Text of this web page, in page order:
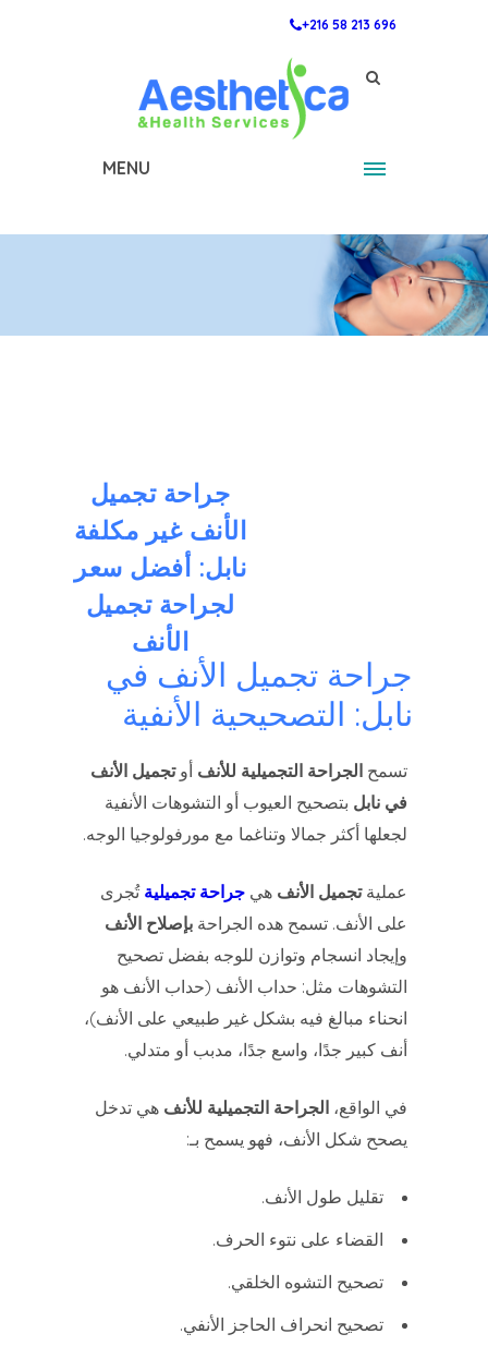
+216 58 213 696
MENU
جراحة تجميل
الأنف غير مكلفة
نابل: أفضل سعر
لجراحة تجميل
الأنف
جراحة تجميل الأنف في
نابل: التصحيحية الأنفية
تسمح الجراحة التجميلية للأنف أوتجميل الأنف
في نابل بتصحيح العيوب أو التشوهات الأنفية
لجعلها أكثر جمالا وتناغما مع مورفولوجيا الوجه.
عمليةتجميل الأنف هي جراحة تجميلية تُجرى
على الأنف. تسمح هده الجراحة بإصلاح الأنف
وإيجاد انسجام وتوازن للوجه بفضل تصحيح
التشوهات مثل: حداب الأنف (حداب الأنف هو
انحناء مبالغ فيه بشكل غير طبيعي على الأنف)،
أنف كبير جدًا، واسع جدًا، مدبب أو متدلي.
في الواقع، الجراحة التجميلية للأنف هي تدخل
يصحح شكل الأنف، فهو يسمح بـ:
تقليل طول الأنف.
القضاء على نتوء الحرف.
تصحيح التشوه الخلقي.
تصحيح انحراف الحاجز الأنفي.